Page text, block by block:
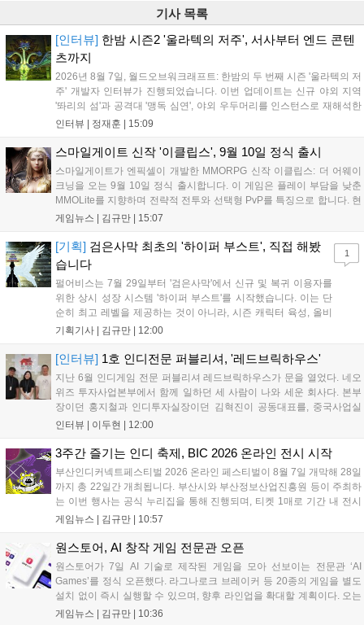
기사 목록
[인터뷰] 한밤 시즌2 '울라텍의 저주', 서사부터 엔드 콘텐
츠까지
2026년 8월 7일, 월드오브워크래프트: 한밤의 두 번째 시즌 '울라텍의 저
주' 개발자 인터뷰가 진행되었습니다. 이번 업데이트는 신규 야외 지역
'똬리의 섬'과 공격대 '맹독 심연', 야외 우두머리를 인스턴스로 재해석한
'소굴'을 포함합니다. 개발진은 하우징 시스템 개선 및 신화+ 던전 로테이
를 표했습니다....
인터뷰 | 정재훈 | 15:09
스마일게이트 신작 '이클립스', 9월 10일 정식 출시
스마일게이트가 엔픽셀이 개발한 MMORPG 신작 이클립스: 더 어웨이
크닝을 오는 9월 10일 정식 출시합니다. 이 게임은 플레이 부담을 낮춘
MMOLite를 지향하며 전략적 전투와 선택형 PvP를 특징으로 합니다. 현
재 공식 홈페이지와 앱 마켓에서 사전등록을 진행 중이며 참여자에게는
주차별 스페셜 쿠폰과 한정 스킨, 경품 이벤트 등 풍성한 혜택을 마련해
이용자들의 기대를 모으고 있습니다....
게임뉴스 | 김규만 | 15:07
[기획] 검은사막 최초의 '하이퍼 부스트', 직접 해봤
습니다
펄어비스는 7월 29일부터 '검은사막'에서 신규 및 복귀 이용자를
위한 상시 성장 시스템 '하이퍼 부스트'를 시작했습니다. 이는 단
순히 최고 레벨을 제공하는 것이 아니라, 시즌 캐릭터 육성, 올비
아 아카데미 수료, 아침의 나라 설화 진행 등 4단계 과정을 통해
용자는 과제를 완수하며 동(V) 투발라 장비와 검은별 무기, 카라
기획기사 | 김규만 | 12:00
1
[인터뷰] 1호 인디전문 퍼블리셔, '레드브릭하우스'
지난 6월 인디게임 전문 퍼블리셔 레드브릭하우스가 문을 열었다. 네오
위즈 투자사업본부에서 함께 일하던 세 사람이 나와 세운 회사다. 본부
장이던 홍지철과 인디투자실장이던 김혁진이 공동대표를, 중국사업실
장이던 이민정이 이사를 맡았다. 출범 한 달여 만에 위메이드맥스의 전
들어왔다. 서비스 중인...
인터뷰 | 이두현 | 12:00
3주간 즐기는 인디 축제, BIC 2026 온라인 전시 시작
부산인디커넥트페스티벌 2026 온라인 페스티벌이 8월 7일 개막해 28일
까지 총 22일간 개최됩니다. 부산시와 부산정보산업진흥원 등이 주최하
는 이번 행사는 공식 누리집을 통해 진행되며, 티켓 1매로 기간 내 전시
작을 제한 없이 체험할 수 있습니다. 일반 및 루키 부문 등 다양한 인디게
세계 누구나 참여 가능한 이번 행사는 역대 최대 규모로 열려 인디게임
게임뉴스 | 김규만 | 10:57
원스토어, AI 창작 게임 전문관 오픈
원스토어가 7일 AI 기술로 제작된 게임을 모아 선보이는 전문관 ‘AI
Games’를 정식 오픈했다. 라그나로크 브레이커 등 20종의 게임을 별도
설치 없이 즉시 실행할 수 있으며, 향후 라인업을 확대할 계획이다. 오는
11일부터는 게임 실행 시 할인 쿠폰을 지급하는 오픈 기념 이벤트도 진
게임뉴스 | 김규만 | 10:36